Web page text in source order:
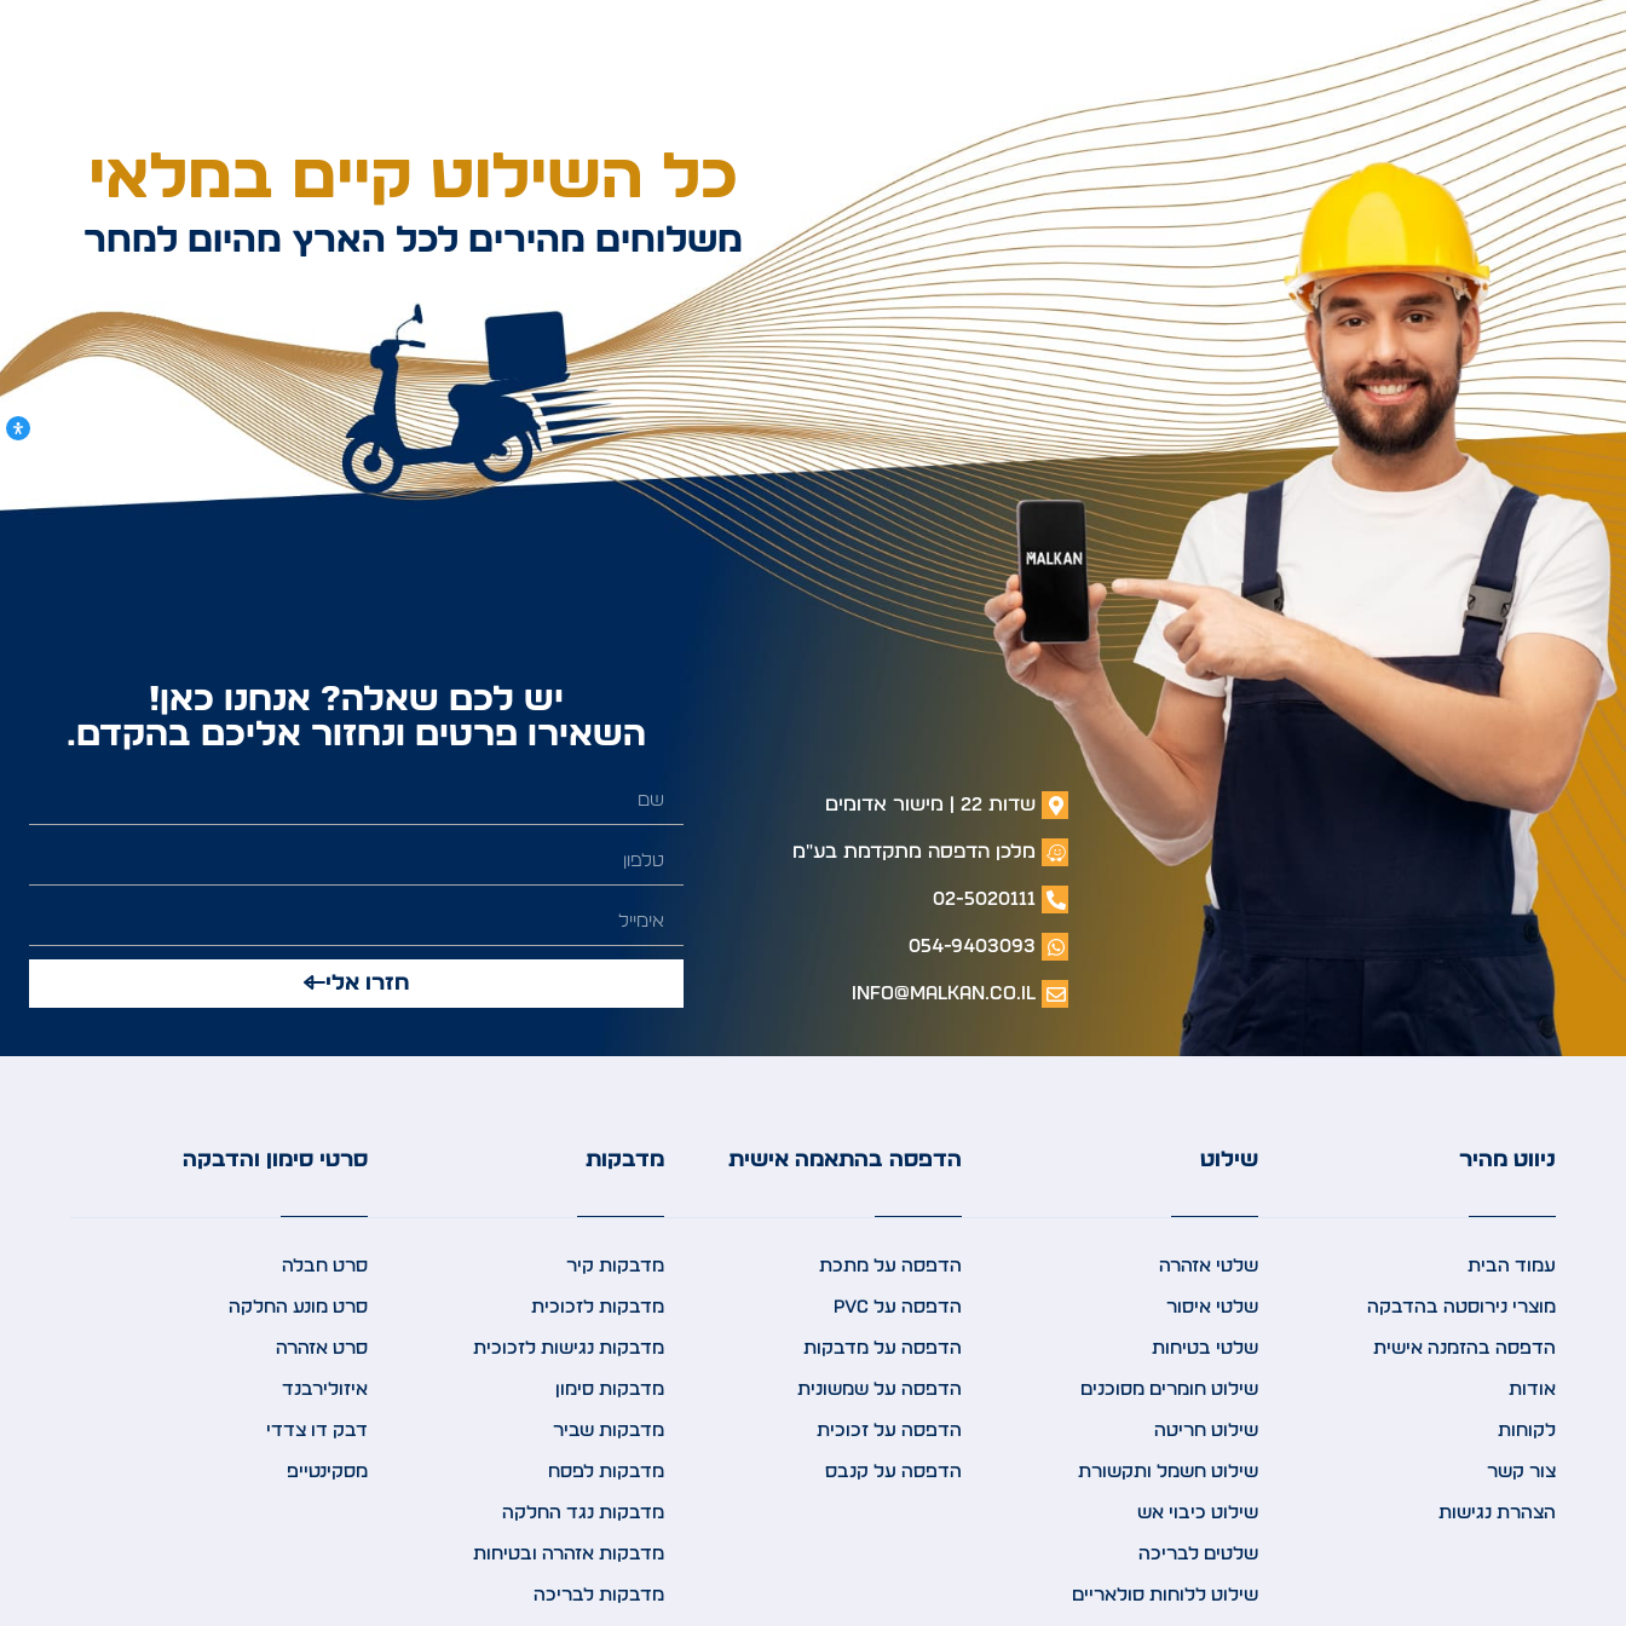
כל השילוט קיים במלאי
משלוחים מהירים לכל הארץ מהיום למחר
שדות 22 | מישור אדומים
מלכן הדפסה מתקדמת בע"מ
02-5020111
054-9403093
info@malkan.co.il
יש לכם שאלה? אנחנו כאן!
השאירו פרטים ונחזור אליכם בהקדם.
חזרו אלי
ניווט מהיר
עמוד הבית
מוצרי נירוסטה בהדבקה
הדפסה בהזמנה אישית
אודות
לקוחות
צור קשר
הצהרת נגישות
שילוט
שלטי אזהרה
שלטי איסור
שלטי בטיחות
שילוט חומרים מסוכנים
שילוט חריטה
שילוט חשמל ותקשורת
שילוט כיבוי אש
שלטים לבריכה
שילוט ללוחות סולאריים
הדפסה בהתאמה אישית
הדפסה על מתכת
הדפסה על PVC
הדפסה על מדבקות
הדפסה על שמשונית
הדפסה על זכוכית
הדפסה על קנבס
מדבקות
מדבקות קיר
מדבקות לזכוכית
מדבקות נגישות לזכוכית
מדבקות סימון
מדבקות שביר
מדבקות לפסח
מדבקות נגד החלקה
מדבקות אזהרה ובטיחות
מדבקות לבריכה
סרטי סימון והדבקה
סרט חבלה
סרט מונע החלקה
סרט אזהרה
איזולירבנד
דבק דו צדדי
מסקינטייפ